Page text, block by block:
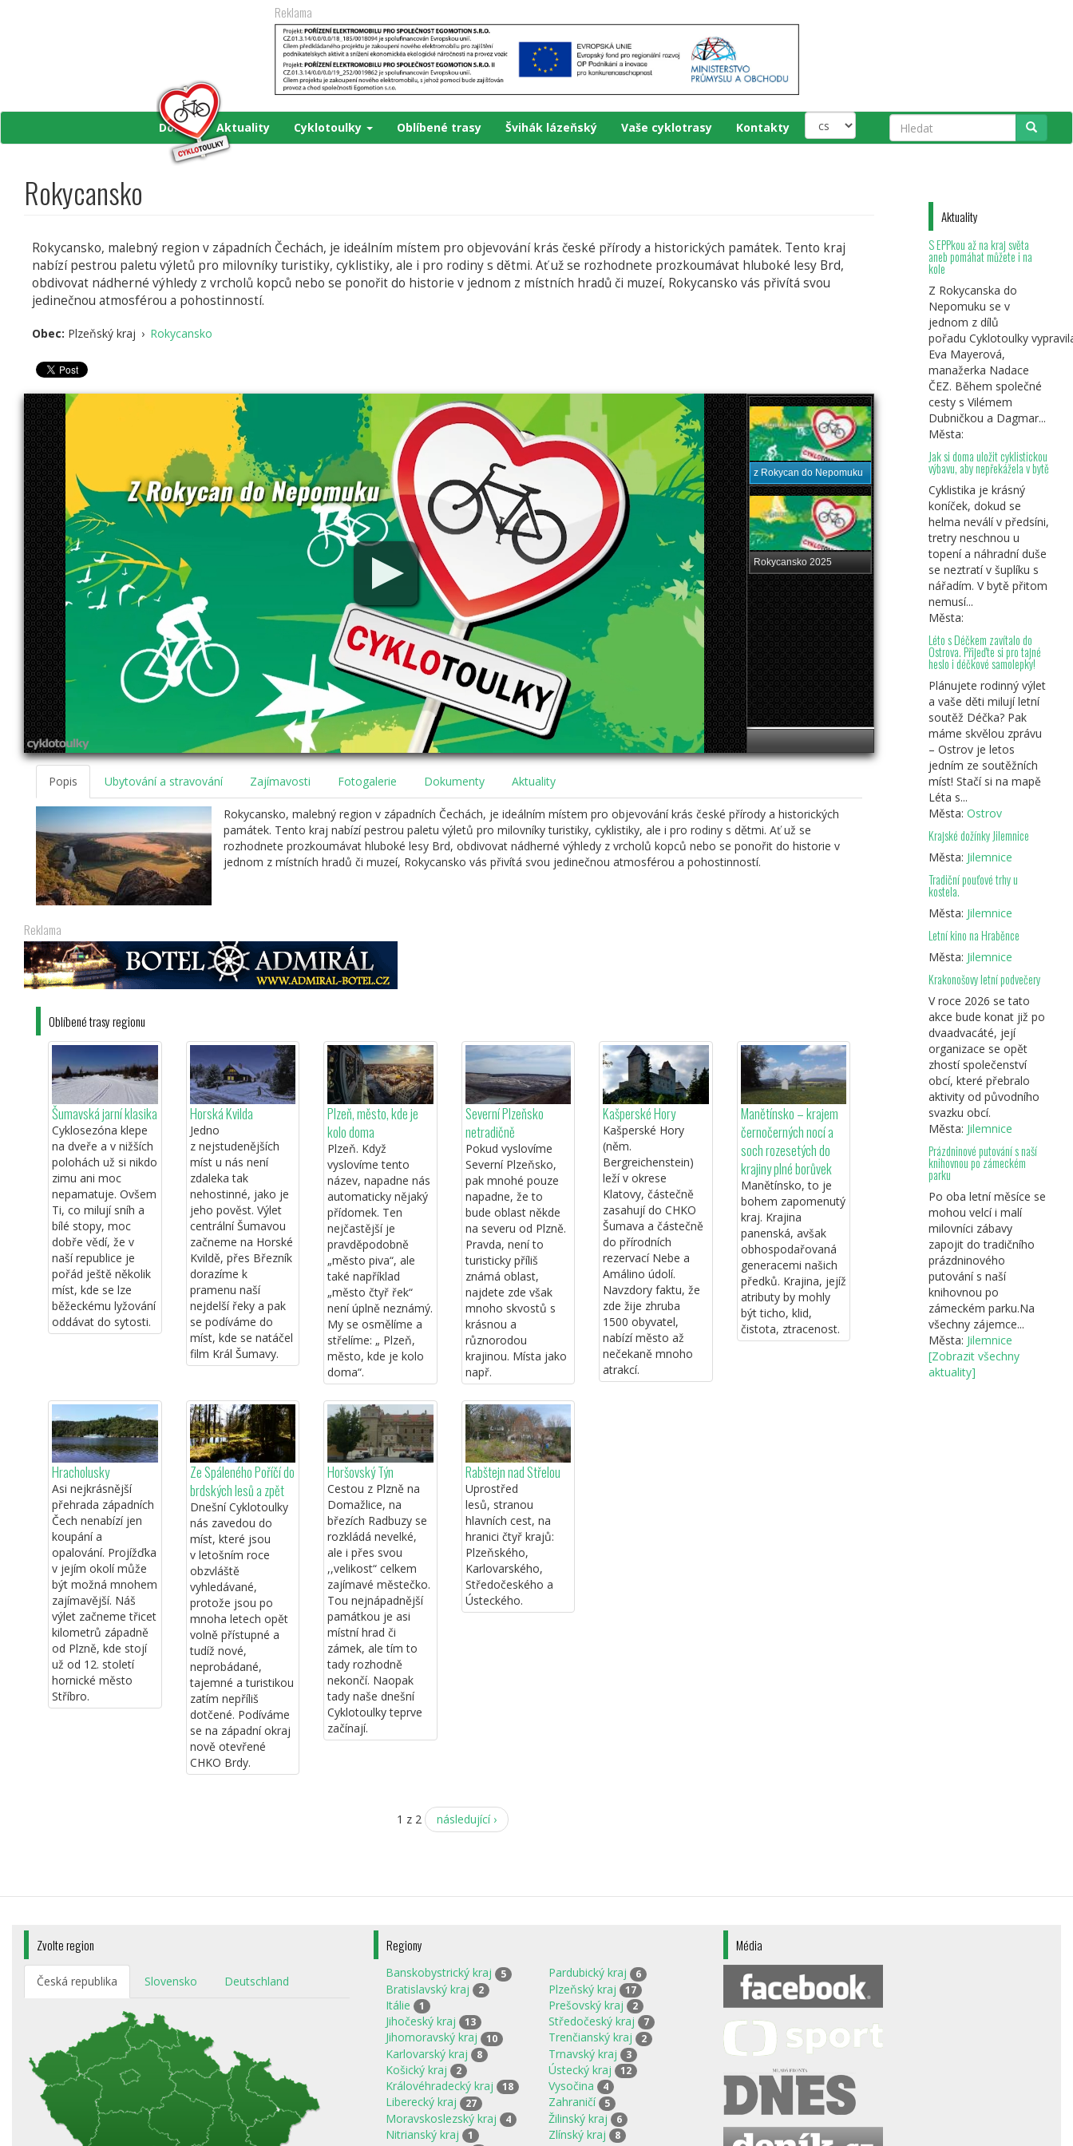
Reklama
Domů Aktuality Cyklotoulky Oblíbené trasy Švihák lázeňský Vaše cyklotrasy
Kontakty
Hledat
Rokycansko
Rokycansko, malebný region v západních Čechách, je ideálním místem pro objevování krás české přírody a historických památek. Tento kraj
nabízí pestrou paletu výletů pro milovníky turistiky, cyklistiky, ale i pro rodiny s dětmi. Ať už se rozhodnete prozkoumávat hluboké lesy Brd,
obdivovat nádherné výhledy z vrcholů kopců nebo se ponořit do historie v jednom z místních hradů či muzeí, Rokycansko vás přivítá svou
jedinečnou atmosférou a pohostinností.
Obec: Plzeňský kraj › Rokycansko
z Rokycan do Nepomuku
Rokycansko 2025
Popis Ubytování a stravování Zajímavosti Fotogalerie Dokumenty Aktuality
Rokycansko, malebný region v západních Čechách, je ideálním místem pro objevování krás české přírody a historických
památek. Tento kraj nabízí pestrou paletu výletů pro milovníky turistiky, cyklistiky, ale i pro rodiny s dětmi. Ať už se
rozhodnete prozkoumávat hluboké lesy Brd, obdivovat nádherné výhledy z vrcholů kopců nebo se ponořit do historie v
jednom z místních hradů či muzeí, Rokycansko vás přivítá svou jedinečnou atmosférou a pohostinností.
Reklama
Oblíbené trasy regionu
Šumavská jarní klasika
Cyklosezóna klepe
na dveře a v nižších
polohách už si nikdo
zimu ani moc
nepamatuje. Ovšem
Ti, co milují sníh a
bílé stopy, moc
dobře vědí, že v
naší republice je
pořád ještě několik
míst, kde se lze
běžeckému lyžování
oddávat do sytosti.
Horská Kvilda
Jedno
z nejstudenějších
míst u nás není
zdaleka tak
nehostinné, jako je
jeho pověst. Výlet
centrální Šumavou
začneme na Horské
Kvildě, přes Březník
dorazíme k
pramenu naší
nejdelší řeky a pak
se podíváme do
míst, kde se natáčel
film Král Šumavy.
Plzeň, město, kde je
kolo doma
Plzeň. Když
vyslovíme tento
název, napadne nás
automaticky nějaký
přídomek. Ten
nejčastější je
pravděpodobně
„město piva“, ale
také například
„město čtyř řek“
není úplně neznámý.
My se osmělíme a
střelíme: „ Plzeň,
město, kde je kolo
doma“.
Severní Plzeňsko
netradičně
Pokud vyslovíme
Severní Plzeňsko,
pak mnohé pouze
napadne, že to
bude oblast někde
na severu od Plzně.
Pravda, není to
turisticky příliš
známá oblast,
najdete zde však
mnoho skvostů s
krásnou a
různorodou
krajinou. Místa jako
např.
Kašperské Hory
Kašperské Hory
(něm.
Bergreichenstein)
leží v okrese
Klatovy, částečně
zasahují do CHKO
Šumava a částečně
do přírodních
rezervací Nebe a
Amálino údolí.
Navzdory faktu, že
zde žije zhruba
1500 obyvatel,
nabízí město až
nečekaně mnoho
atrakcí.
Manětínsko – krajem
černočerných nocí a
soch rozesetých do
krajiny plné borůvek
Manětínsko, to je
bohem zapomenutý
kraj. Krajina
panenská, avšak
obhospodařovaná
generacemi našich
předků. Krajina, jejíž
atributy by mohly
být ticho, klid,
čistota, ztracenost.
Hracholusky
Asi nejkrásnější
přehrada západních
Čech nenabízí jen
koupání a
opalování. Projížďka
v jejím okolí může
být možná mnohem
zajímavější. Náš
výlet začneme třicet
kilometrů západně
od Plzně, kde stojí
už od 12. století
hornické město
Stříbro.
Ze Spáleného Poříčí do
brdských lesů a zpět
Dnešní Cyklotoulky
nás zavedou do
míst, které jsou
v letošním roce
obzvláště
vyhledávané,
protože jsou po
mnoha letech opět
volně přístupné a
tudíž nové,
neprobádané,
tajemné a turistikou
zatím nepříliš
dotčené. Podíváme
se na západní okraj
nově otevřené
CHKO Brdy.
Horšovský Týn
Cestou z Plzně na
Domažlice, na
březích Radbuzy se
rozkládá nevelké,
ale i přes svou
,,velikost“ celkem
zajímavé městečko.
Tou nejnápadnější
památkou je asi
místní hrad či
zámek, ale tím to
tady rozhodně
nekončí. Naopak
tady naše dnešní
Cyklotoulky teprve
začínají.
Rabštejn nad Střelou
Uprostřed
lesů, stranou
hlavních cest, na
hranici čtyř krajů:
Plzeňského,
Karlovarského,
Středočeského a
Ústeckého.
1 z 2 následující ›
Aktuality
S EPPkou až na kraj světa
aneb pomáhat můžete i na
kole
Z Rokycanska do
Nepomuku se v
jednom z dílů
pořadu Cyklotoulky
Eva Mayerová,
manažerka Nadace
ČEZ. Během společné
cesty s Vilémem
Dubničkou a Dagmar...
Města:
Jak si doma uložit cyklistickou
výbavu, aby nepřekážela v bytě
Cyklistika je krásný
koníček, dokud se
helma neválí v předsíni,
tretry neschnou u
topení a náhradní duše
se neztratí v šuplíku s
nářadím. V bytě přitom
nemusí...
Města:
Léto s Déčkem zavítalo do
Ostrova. Přijeďte si pro tajné
heslo i déčkové samolepky!
Plánujete rodinný výlet
a vaše děti milují letní
soutěž Déčka? Pak
máme skvělou zprávu
– Ostrov je letos
jedním ze soutěžních
míst! Stačí si na mapě
Léta s...
Města: Ostrov
Krajské dožínky Jilemnice
Města: Jilemnice
Tradiční pouťové trhy u
kostela.
Města: Jilemnice
Letní kino na Hraběnce
Města: Jilemnice
Krakonošovy letní podvečery
V roce 2026 se tato
akce bude konat již po
dvaadvacáté, její
organizace se opět
zhostí společenství
obcí, které přebralo
aktivity od původního
svazku obcí.
Města: Jilemnice
Prázdninové putování s naší
knihovnou po zámeckém
parku
Po oba letní měsíce se
mohou velcí i malí
milovníci zábavy
zapojit do tradičního
prázdninového
putování s naší
knihovnou po
zámeckém parku.Na
všechny zájemce...
Města: Jilemnice
[Zobrazit všechny
aktuality]
Zvolte region
Česká republika Slovensko Deutschland
Regiony
Banskobystrický kraj 5
Bratislavský kraj 2
Itálie 1
Jihočeský kraj 13
Jihomoravský kraj 10
Karlovarský kraj 8
Košický kraj 2
Královéhradecký kraj 18
Liberecký kraj 27
Moravskoslezský kraj 4
Nitrianský kraj 1
Pardubický kraj 6
Plzeňský kraj 17
Prešovský kraj 2
Středočeský kraj 7
Trenčianský kraj 2
Trnavský kraj 3
Ústecký kraj 12
Vysočina 4
Zahraničí 5
Žilinský kraj 6
Zlínský kraj 8
Média